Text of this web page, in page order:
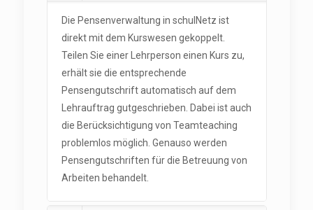
Die Pensenverwaltung in schulNetz ist
direkt mit dem Kurswesen gekoppelt.
Teilen Sie einer Lehrperson einen Kurs zu,
erhält sie die entsprechende
Pensengutschrift automatisch auf dem
Lehrauftrag gutgeschrieben. Dabei ist auch
die Berücksichtigung von Teamteaching
problemlos möglich. Genauso werden
Pensengutschriften für die Betreuung von
Arbeiten behandelt.